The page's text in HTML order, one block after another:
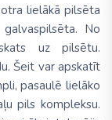
lielākā pilsēta
No
uz pilsētu.
Šeit var apskatīt
pasaulē lielāko
pils kompleksu.